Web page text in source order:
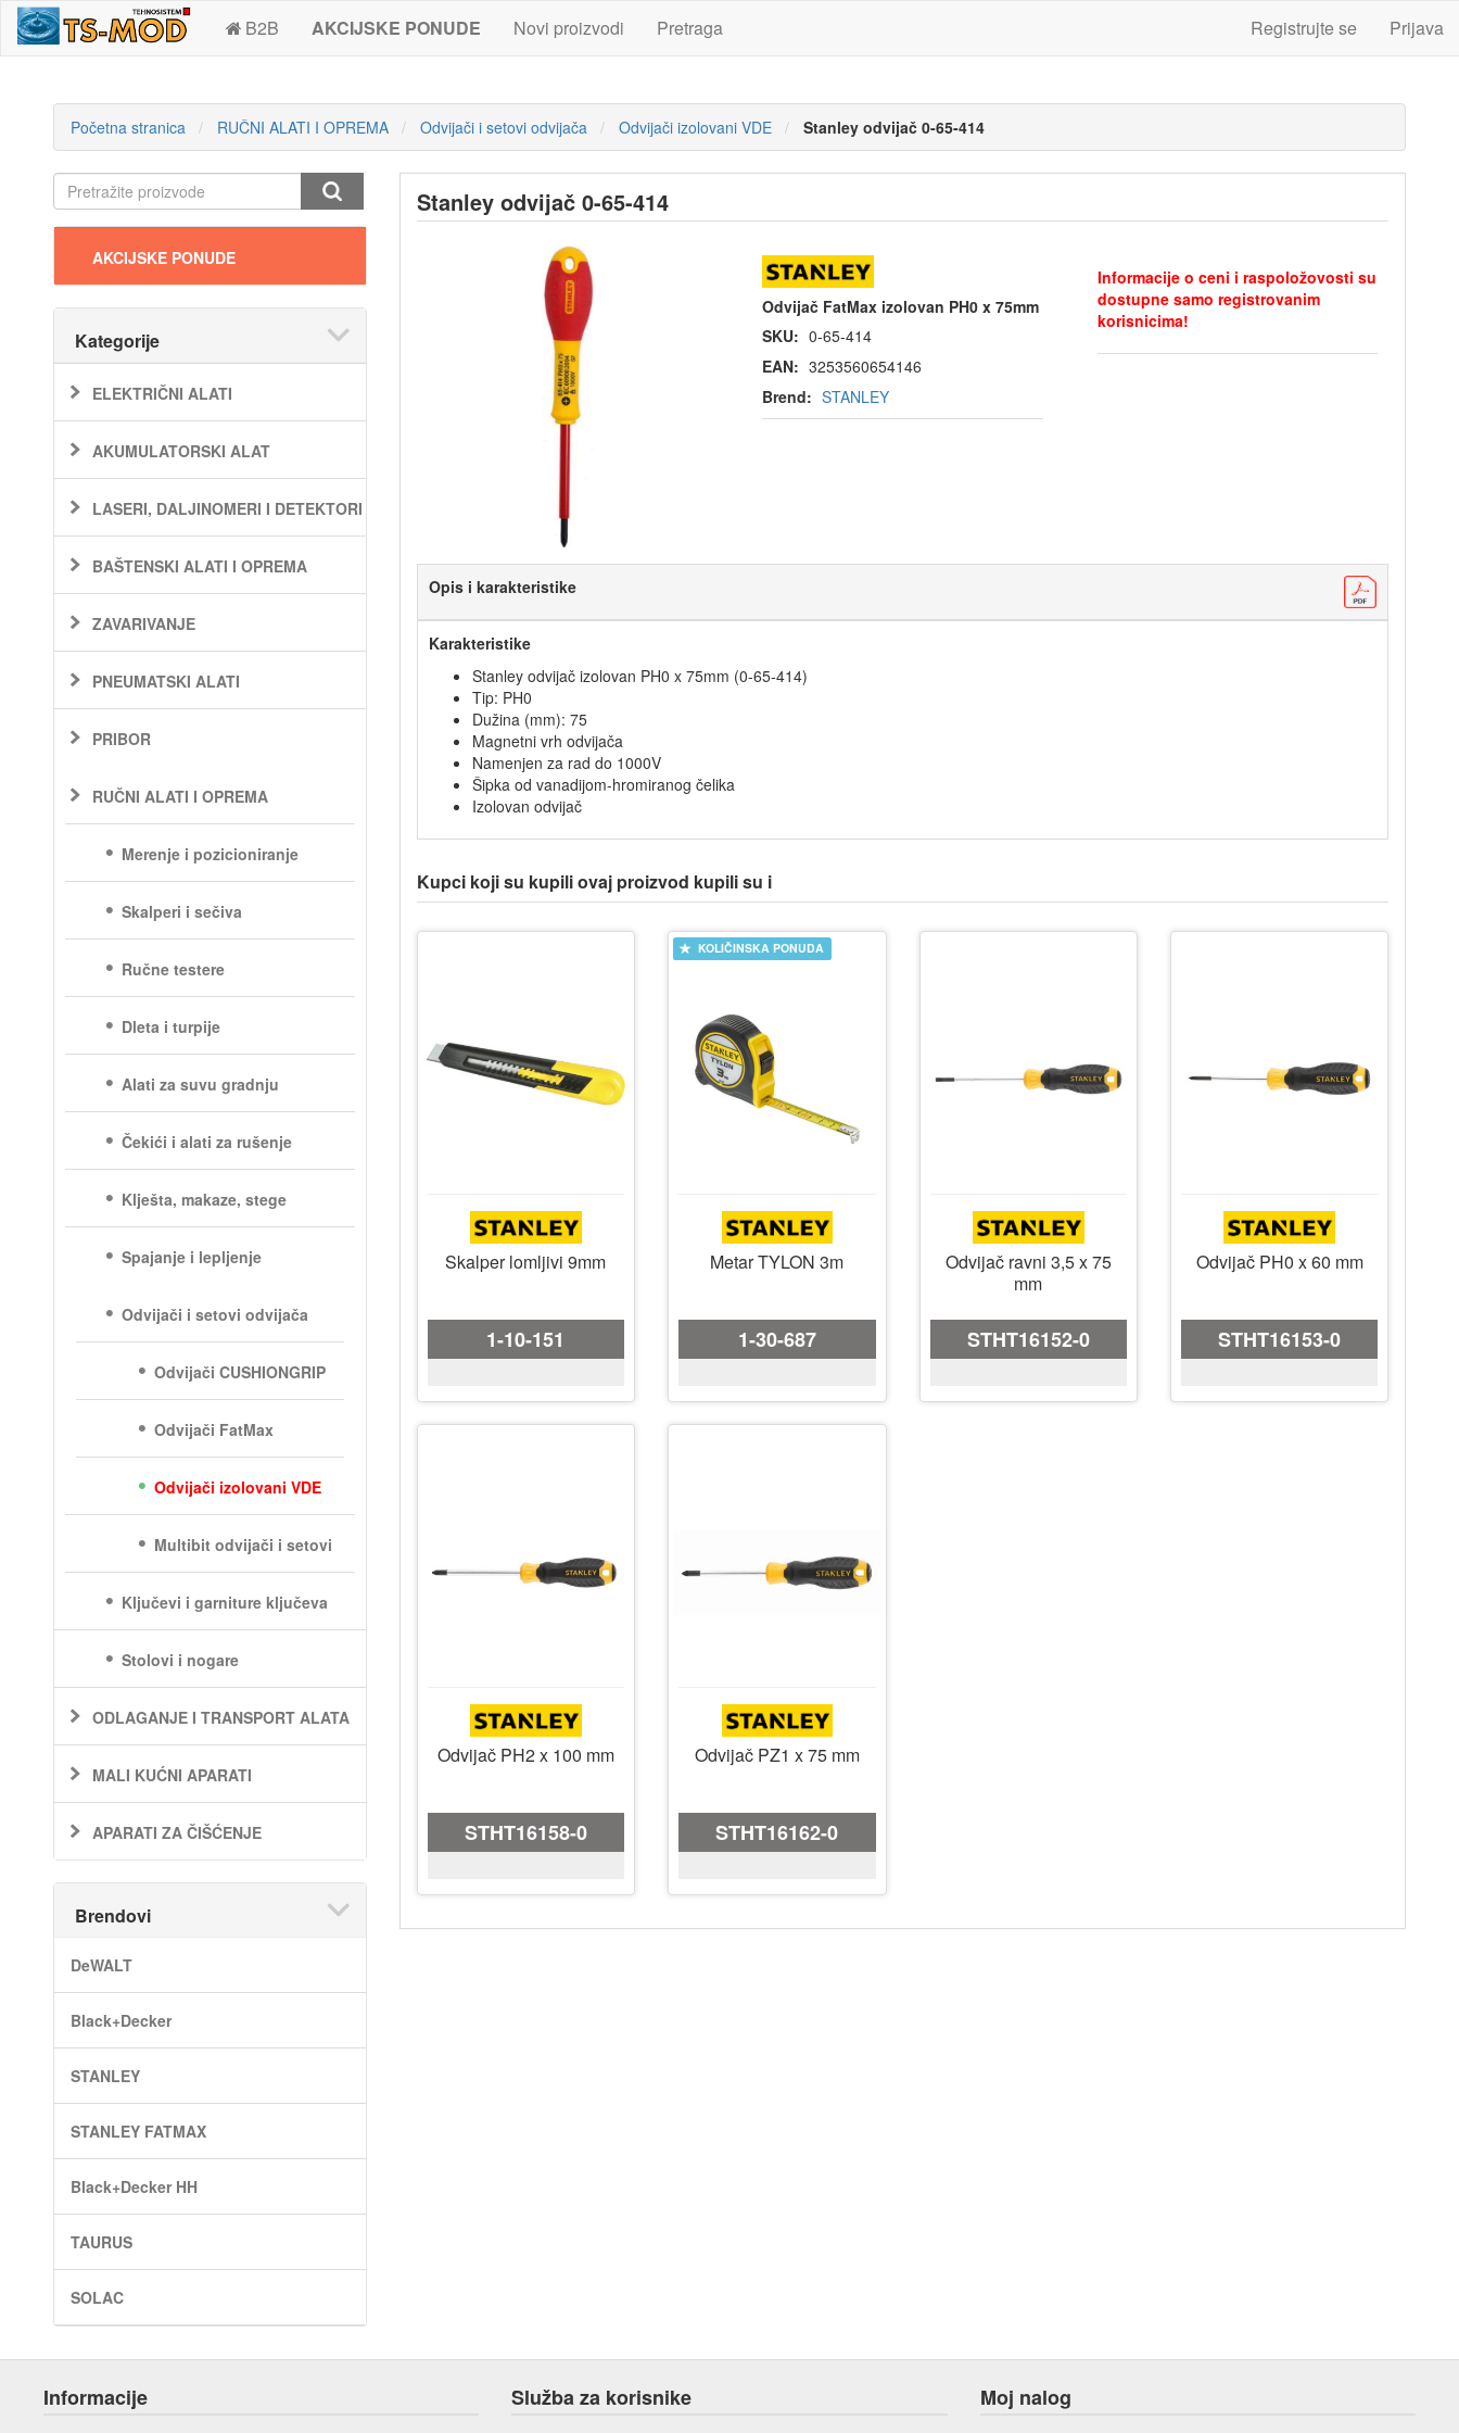
B2B AKCIJSKE PONUDE Novi proizvodi Pretraga Registrujte se Prijava
Početna stranica RUČNI ALATI I OPREMA Odvijači i setovi odvijača Odvijači izolovani VDE Stanley odvijač 0-65-414
AKCIJSKE PONUDE
Kategorije
ELEKTRIČNI ALATI
AKUMULATORSKI ALAT
LASERI, DALJINOMERI I DETEKTORI
BAŠTENSKI ALATI I OPREMA
ZAVARIVANJE
PNEUMATSKI ALATI
PRIBOR
RUČNI ALATI I OPREMA
Merenje i pozicioniranje
Skalperi i sečiva
Ručne testere
Dleta i turpije
Alati za suvu gradnju
Čekići i alati za rušenje
Klješta, makaze, stege
Spajanje i lepljenje
Odvijači i setovi odvijača
Odvijači CUSHIONGRIP
Odvijači FatMax
Odvijači izolovani VDE
Multibit odvijači i setovi
Ključevi i garniture ključeva
Stolovi i nogare
ODLAGANJE I TRANSPORT ALATA
MALI KUĆNI APARATI
APARATI ZA ČIŠĆENJE
Brendovi
DeWALT
Black+Decker
STANLEY
STANLEY FATMAX
Black+Decker HH
TAURUS
SOLAC
Stanley odvijač 0-65-414
Odvijač FatMax izolovan PH0 x 75mm
SKU: 0-65-414
EAN: 3253560654146
Brend: STANLEY
Informacije o ceni i raspoložovosti su
dostupne samo registrovanim
korisnicima!
Opis i karakteristike
Karakteristike
Stanley odvijač izolovan PH0 x 75mm (0-65-414)
Tip: PH0
Dužina (mm): 75
Magnetni vrh odvijača
Namenjen za rad do 1000V
Šipka od vanadijom-hromiranog čelika
Izolovan odvijač
Kupci koji su kupili ovaj proizvod kupili su i
Skalper lomljivi 9mm
1-10-151
KOLIČINSKA PONUDA
Metar TYLON 3m
1-30-687
Odvijač ravni 3,5 x 75
mm
STHT16152-0
Odvijač PH0 x 60 mm
STHT16153-0
Odvijač PH2 x 100 mm
STHT16158-0
Odvijač PZ1 x 75 mm
STHT16162-0
Informacije Služba za korisnike Moj nalog